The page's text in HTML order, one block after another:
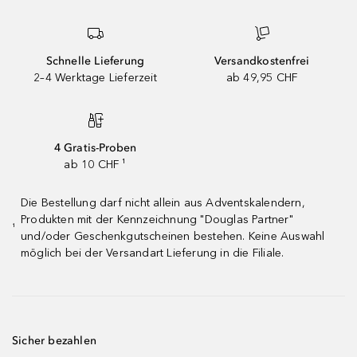
Schnelle Lieferung
2–4 Werktage Lieferzeit
Versandkostenfrei
ab 49,95 CHF
4 Gratis-Proben
ab 10 CHF ¹
¹
Die Bestellung darf nicht allein aus Adventskalendern,
Produkten mit der Kennzeichnung "Douglas Partner"
und/oder Geschenkgutscheinen bestehen. Keine Auswahl
möglich bei der Versandart Lieferung in die Filiale.
Sicher bezahlen